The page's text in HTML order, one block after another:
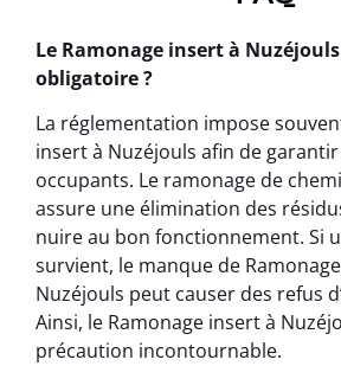
Le Ramonage insert à
obligatoire ?
La réglementation impose
insert à Nuzéjouls afin de
occupants. Le ramonage de
assure une élimination des
nuire au bon fonctionnement. Si
survient, le manque de
Nuzéjouls peut causer des refus
Ainsi, le Ramonage insert à
précaution incontournable.